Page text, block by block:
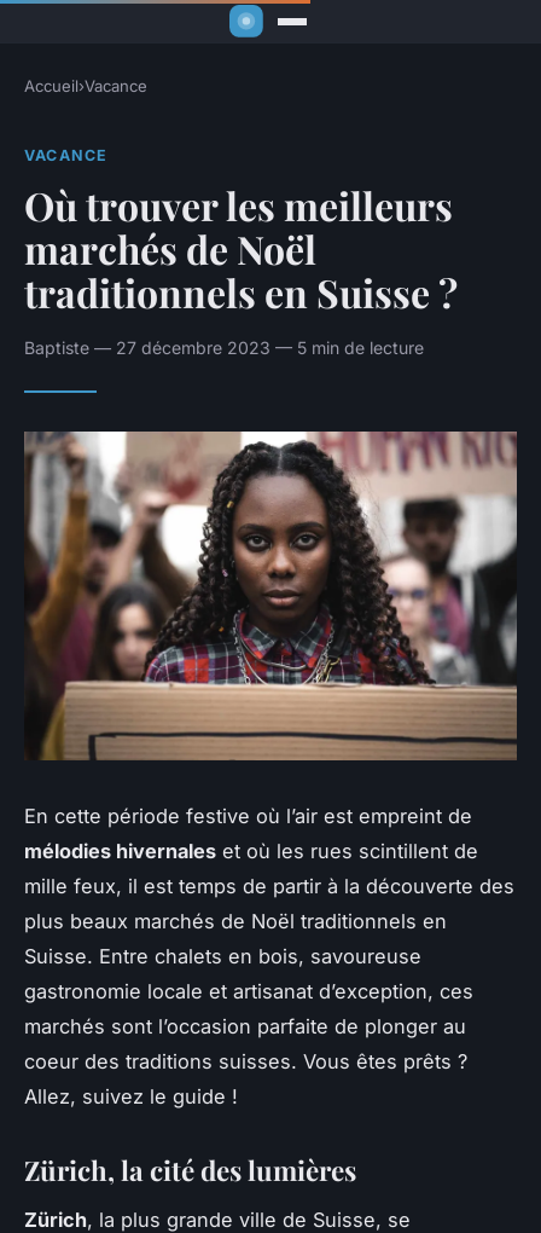
Accueil›Vacance
VACANCE
Où trouver les meilleurs
marchés de Noël
traditionnels en Suisse ?
Baptiste — 27 décembre 2023 — 5 min de lecture
En cette période festive où l’air est empreint de
mélodies hivernales et où les rues scintillent de
mille feux, il est temps de partir à la découverte des
plus beaux marchés de Noël traditionnels en
Suisse. Entre chalets en bois, savoureuse
gastronomie locale et artisanat d’exception, ces
marchés sont l’occasion parfaite de plonger au
coeur des traditions suisses. Vous êtes prêts ?
Allez, suivez le guide !
Zürich, la cité des lumières
Zürich, la plus grande ville de Suisse, se